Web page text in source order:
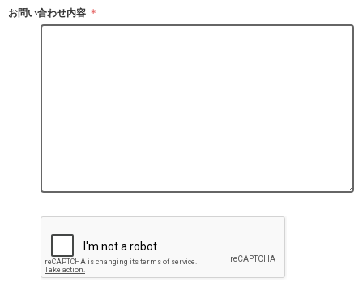
お問い合わせ内容 ＊